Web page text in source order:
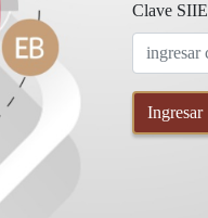
Clave SIIE
Ingresar